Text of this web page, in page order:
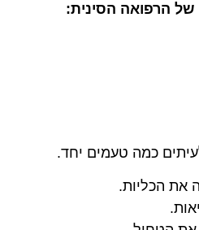
של הרפואה הסינית:
כמה טעמים יחד.
את הכליות.